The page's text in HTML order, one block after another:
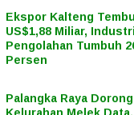
Ekspor Kalteng
US$1,88 Miliar, Industri
Pengolahan Tumbuh
Persen
Palangka Raya Dorong